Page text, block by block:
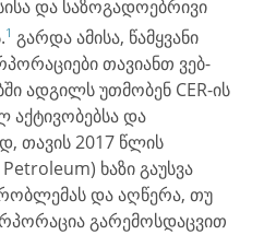
და საზოგადოებრივი
1 გარდა ამისა, წამყვანი
თავიანთ ვებ-
ადგილს უთმობენ CER-ის
და
თავის 2017 წლის
ხაზი გაუსვა
და აღწერა, თუ
გარემოსდაცვით